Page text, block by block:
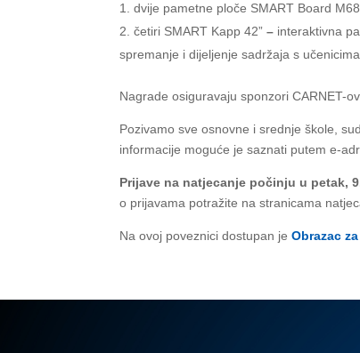
dvije pametne ploče SMART Board
četiri SMART Kapp 42”– interaktivna
spremanje i dijeljenje sadržaja s učenicima.
Nagrade osiguravaju sponzori CARNET-
Pozivamo sve osnovne i srednje škole,
informacije moguće je saznati putem e-
Prijave na natjecanje počinju u petak,
o prijavama potražite na stranicama
Na ovoj poveznici dostupan jeObrazac